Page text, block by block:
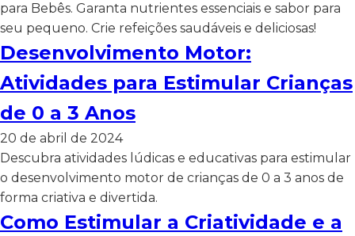
para Bebês. Garanta nutrientes essenciais e sabor para
seu pequeno. Crie refeições saudáveis e deliciosas!
Desenvolvimento Motor:
Atividades para Estimular Crianças
de 0 a 3 Anos
20 de abril de 2024
Descubra atividades lúdicas e educativas para estimular
o desenvolvimento motor de crianças de 0 a 3 anos de
forma criativa e divertida.
Como Estimular a Criatividade e a